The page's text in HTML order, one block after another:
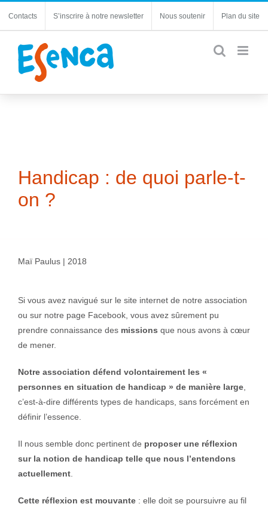
Contacts S’inscrire à notre newsletter Nous soutenir Plan du site
Handicap : de quoi parle-t-
on ?
Maï Paulus | 2018
Si vous avez navigué sur le site internet de notre association
ou sur notre page Facebook, vous avez sûrement pu
prendre connaissance des missions que nous avons à cœur
de mener.
Notre association défend volontairement les «
personnes en situation de handicap » de manière large,
c’est-à-dire différents types de handicaps, sans forcément en
définir l’essence.
Il nous semble donc pertinent de proposer une réflexion
sur la notion de handicap telle que nous l’entendons
actuellement.
Cette réflexion est mouvante : elle doit se poursuivre au fil